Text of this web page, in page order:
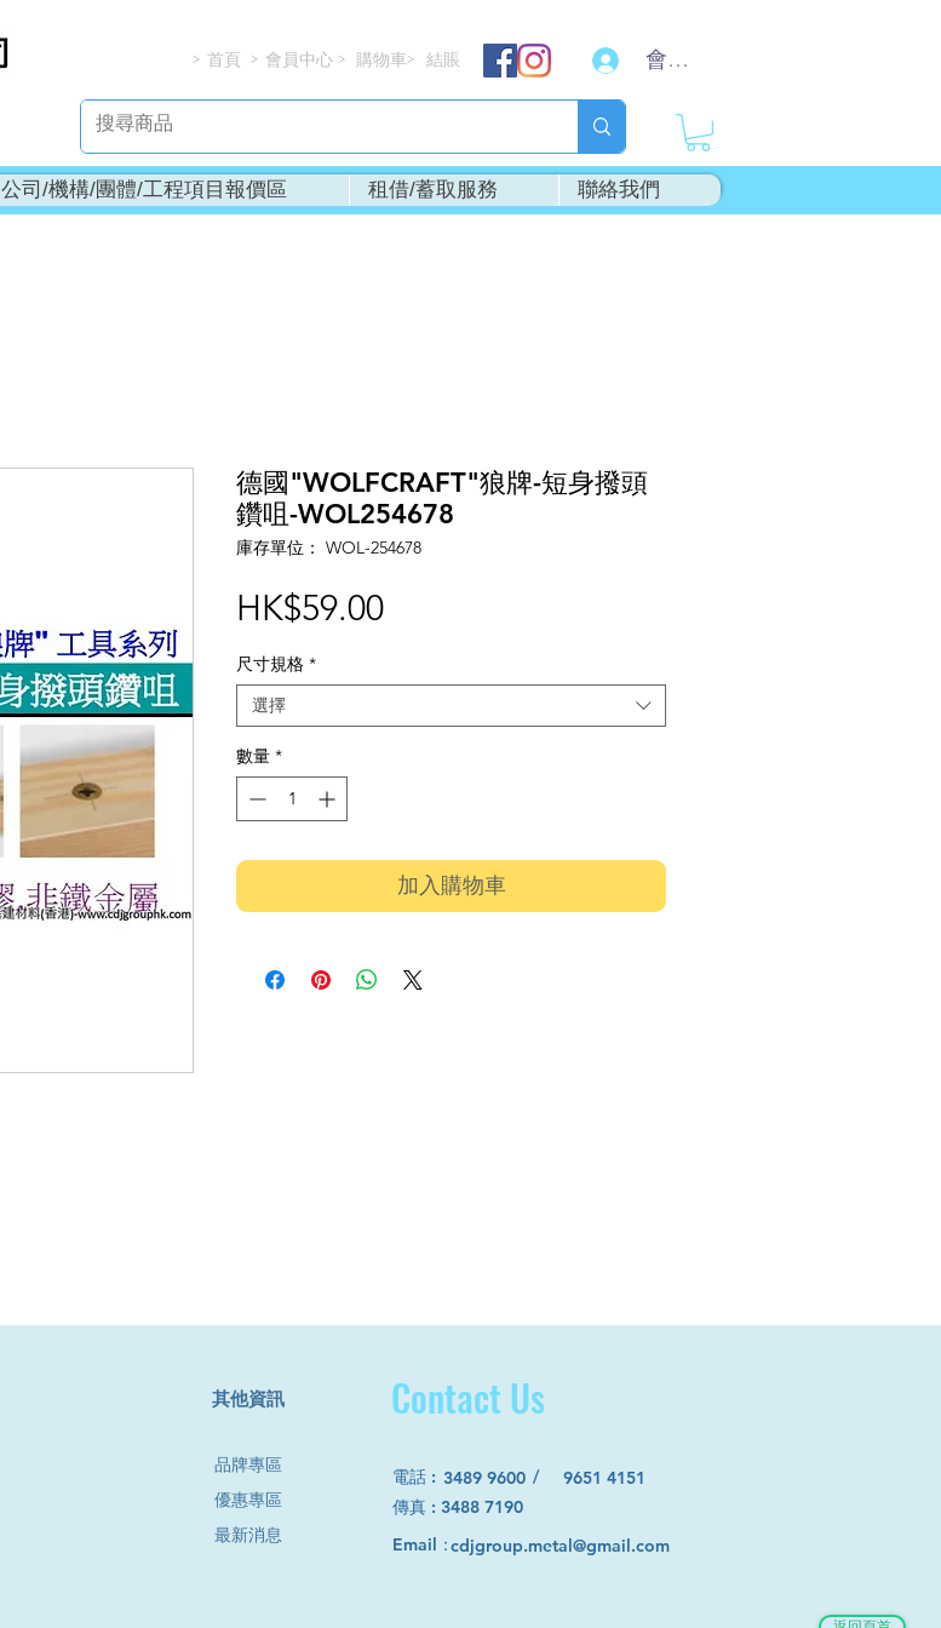
> > > >
首頁 會員中心 購物車 結賬 會員登入
公司/機構/團體/工程項目報價區 租借/蓄取服務 聯絡我們
德國"WOLFCRAFT"狼牌-短身撥頭
鑽咀-WOL254678
庫存單位： WOL-254678
HK$59.00價
尺寸規格 *
選擇
數量 *
加入購物車
其他資訊
品牌專區
優惠專區
最新消息
9651 4151
電話 : /
Email：cdjgroup.metal@gmail.com
Contact Us
3489 9600
​傳真 : 3488 7190